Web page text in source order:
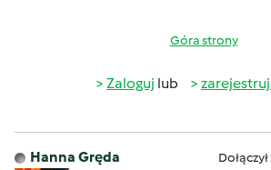
Góra strony
Zaloguj lub
Hanna Gręda